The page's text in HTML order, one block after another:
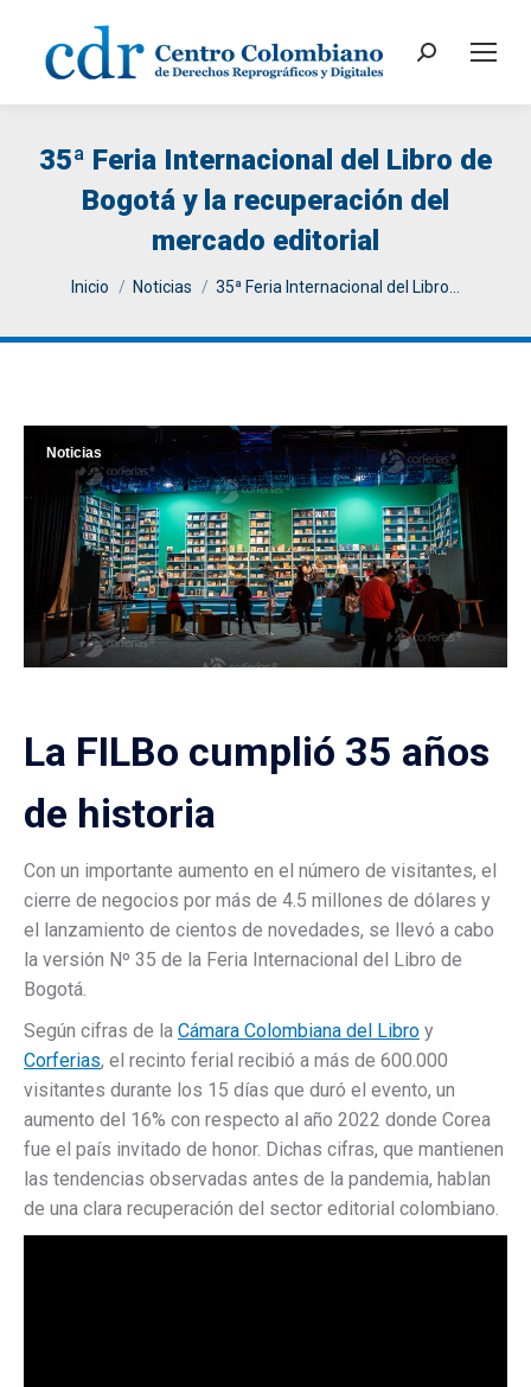
Search:
35ª Feria Internacional del Libro de
Bogotá y la recuperación del
mercado editorial
You are here:
Inicio Noticias 35ª Feria Internacional del Libro…
Noticias
La FILBo cumplió 35 años
de historia
Con un importante aumento en el número de visitantes, el
cierre de negocios por más de 4.5 millones de dólares y
el lanzamiento de cientos de novedades, se llevó a cabo
la versión Nº 35 de la Feria Internacional del Libro de
Bogotá.
Según cifras de la Cámara Colombiana del Libro y
Corferias, el recinto ferial recibió a más de 600.000
visitantes durante los 15 días que duró el evento, un
aumento del 16% con respecto al año 2022 donde Corea
fue el país invitado de honor. Dichas cifras, que mantienen
las tendencias observadas antes de la pandemia, hablan
de una clara recuperación del sector editorial colombiano.